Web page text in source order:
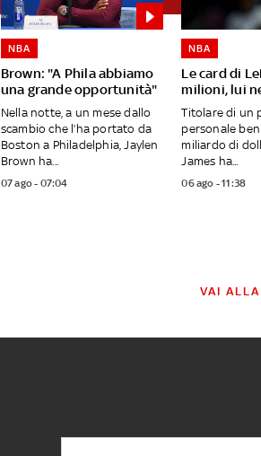
Brown: "A Phila abbiamo
una grande opportunità"
NBA
Nella notte, a un mese dallo
scambio che l’ha portato da
Boston a Philadelphia, Jaylen
Brown ha...
07 ago - 07:04
Le card di
milioni, lui
NBA
Titolare di un
personale
miliardo di
James ha...
06 ago - 11:38
VAI